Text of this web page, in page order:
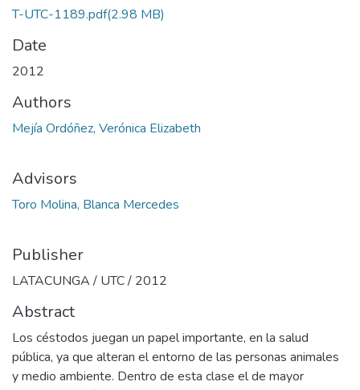
T-UTC-1189.pdf(2.98 MB)
Date
2012
Authors
Mejía Ordóñez, Verónica Elizabeth
Advisors
Toro Molina, Blanca Mercedes
Publisher
LATACUNGA / UTC / 2012
Abstract
Los céstodos juegan un papel importante, en la salud
pública, ya que alteran el entorno de las personas animales
y medio ambiente. Dentro de esta clase el de mayor